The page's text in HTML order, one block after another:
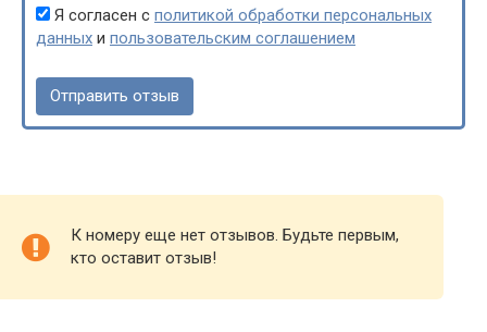
Я согласен с политикой обработки персональных
данных и пользовательским соглашением
К номеру еще нет отзывов. Будьте первым,
кто оставит отзыв!